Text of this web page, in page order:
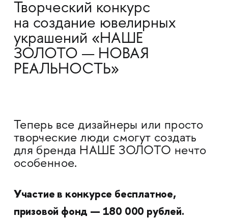
Творческий конкурс​
на создание ювелирных
украшений «НАШЕ
ЗОЛОТО — НОВАЯ
РЕАЛЬНОСТЬ»
Теперь все дизайнеры или просто
творческие люди смогут создать
для бренда НАШЕ ЗОЛОТО нечто
особенное.
Участие в конкурсе бесплатное,
призовой фонд — 180 000 рублей.